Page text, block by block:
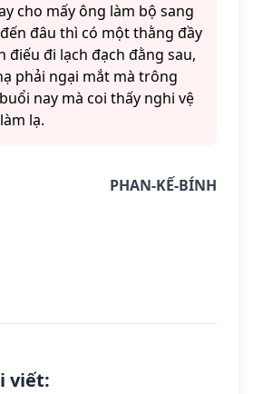
cho mấy ông làm bộ sang
đâu thì có một thằng đầy
điếu đi lạch đạch đằng sau,
phải ngại mắt mà trông
nay mà coi thấy nghi vệ
lạ.
PHAN-KẾ-BÍNH
viết: